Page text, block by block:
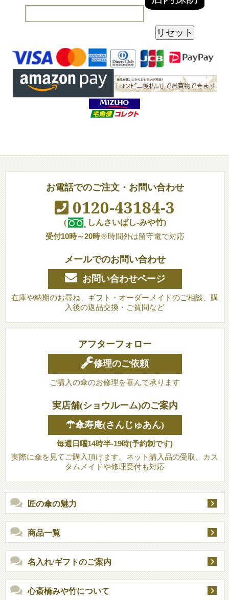
お電話でのご注文・お問い合わせ
0120-43184-3
(
しんさいばし-みや竹)
受付10時～20時※時間外は留守電で対応
メールでのお問い合わせ
お問い合わせページ
在庫や納期のお尋ね、ギフト・オーダーメイドのご相談、購
入後の返品交換・ご質問など
アフターフォロー
修理のご依頼
ご購入の傘のお修理を喜んで承ります
実店舗(ショウルーム)のご案内
☂傘寿庵(さんじゅあん)
毎週日曜14時半-19時(予約制です)
実際に傘を見てご購入頂けます。ネット購入品の受取、カス
タムメイドや修理受付も対応
匠の傘の魅力
商品一覧
名入れ/ギフトのご案内
心斎橋みや竹について